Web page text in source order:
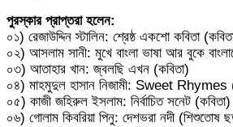
পুরস্কার প্রাপ্তরা হলেন:
০১) রেজাউদ্দিন স্টালিন: শ্রেষ্ঠ একশো কবিতা
০২) আসলাম সানী: মুখে বাংলা ভাষা আর বুকে
০৩) আতাহার খান: জ্বলছি এখন (কবিতা)
০৪) মাহমুদুল হাসান নিজামী: Sweet Rhymes
০৫) কাজী জহিরুল ইসলাম: নির্বাচিত সনেট (কবিতা)
০৬) গোলাম কিবরিয়া পিনু: দেশভরা নদী (শিশুতোষ